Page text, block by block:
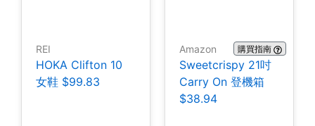
REI
HOKA Clifton 10
女鞋 $99.83
Amazon 購買指南
Sweetcrispy 21吋
Carry On 登機箱
$38.94